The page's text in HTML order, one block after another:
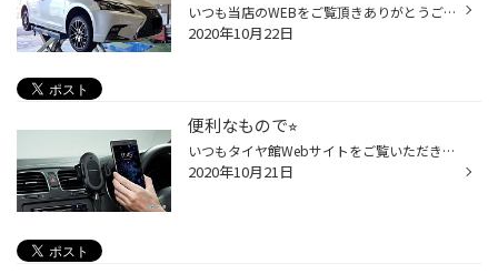
いつも当店のWEBをご覧頂きありがとうございます！ タイヤ館松江南のかわかみです！ 今回は、レクサスCTのタイヤローテーションをご紹介！ オーナー様拘りのホイールは BBSホイール【 RE-L2 】ブラックダイヤカットです。 バランスのとれた7X2メッシュホイールが 軽快感とエレガントな雰囲気を演出☆...
2020年10月22日
便利なもので⭐︎
いつもタイヤ館Webサイトをご覧いただきありがとうございます。 実は個人的に、前々から気になっていたものが１つありまして、、、 車の中の充電器！ いちいちケーブル挿すのがめんどくさい！！ と思い続けて早数年。笑 思い立って買ってみました！ カロッツェリアさんの車載用携帯充電器！ 自動で...
2020年10月21日